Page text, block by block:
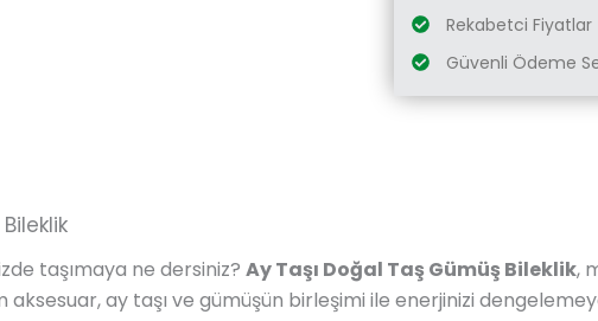
Rekabetci Fiyatlar
Güvenli Ödeme
taşımaya ne dersiniz? Ay Taşı Doğal Taş Gümüş Bileklik,
ay taşı ve gümüşün birleşimi ile enerjinizi